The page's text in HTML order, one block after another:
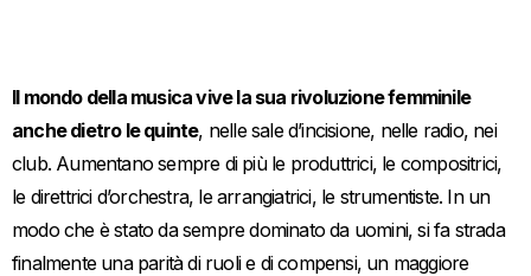
Il mondo della musica vive la sua rivoluzione femminile
anche dietro le quinte, nelle sale d’incisione, nelle radio, nei
club. Aumentano sempre di più le produttrici, le compositrici,
le direttrici d’orchestra, le arrangiatrici, le strumentiste. In un
modo che è stato da sempre dominato da uomini, si fa strada
finalmente una parità di ruoli e di compensi, un maggiore